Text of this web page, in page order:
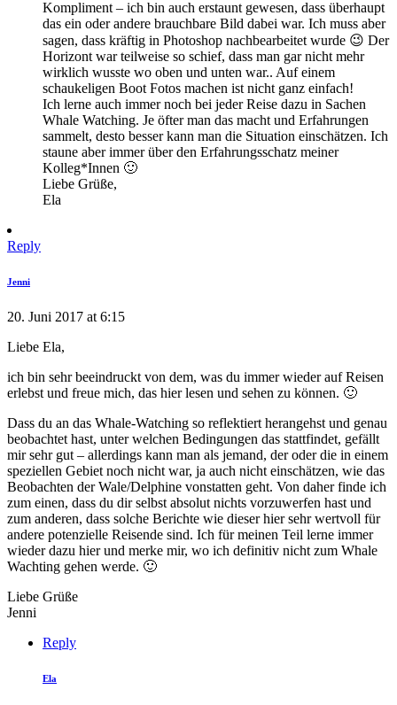
Kompliment – ich bin auch erstaunt gewesen, dass überhaupt
das ein oder andere brauchbare Bild dabei war. Ich muss aber
sagen, dass kräftig in Photoshop nachbearbeitet wurde 😉 Der
Horizont war teilweise so schief, dass man gar nicht mehr
wirklich wusste wo oben und unten war.. Auf einem
schaukeligen Boot Fotos machen ist nicht ganz einfach!
Ich lerne auch immer noch bei jeder Reise dazu in Sachen
Whale Watching. Je öfter man das macht und Erfahrungen
sammelt, desto besser kann man die Situation einschätzen. Ich
staune aber immer über den Erfahrungsschatz meiner
Kolleg*Innen 🙂
Liebe Grüße,
Ela
Reply
Jenni
20. Juni 2017 at 6:15
Liebe Ela,
ich bin sehr beeindruckt von dem, was du immer wieder auf Reisen
erlebst und freue mich, das hier lesen und sehen zu können. 🙂
Dass du an das Whale-Watching so reflektiert herangehst und genau
beobachtet hast, unter welchen Bedingungen das stattfindet, gefällt
mir sehr gut – allerdings kann man als jemand, der oder die in einem
speziellen Gebiet noch nicht war, ja auch nicht einschätzen, wie das
Beobachten der Wale/Delphine vonstatten geht. Von daher finde ich
zum einen, dass du dir selbst absolut nichts vorzuwerfen hast und
zum anderen, dass solche Berichte wie dieser hier sehr wertvoll für
andere potenzielle Reisende sind. Ich für meinen Teil lerne immer
wieder dazu hier und merke mir, wo ich definitiv nicht zum Whale
Wachting gehen werde. 🙂
Liebe Grüße
Jenni
Reply
Ela